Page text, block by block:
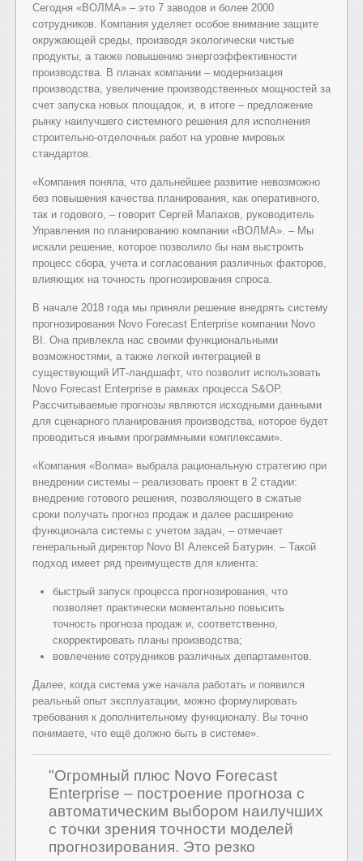
Сегодня «ВОЛМА» – это 7 заводов и более 2000
сотрудников. Компания уделяет особое внимание защите
окружающей среды, производя экологически чистые
продукты, а также повышению энергоэффективности
производства. В планах компании – модернизация
производства, увеличение производственных мощностей за
счет запуска новых площадок, и, в итоге – предложение
рынку наилучшего системного решения для исполнения
строительно-отделочных работ на уровне мировых
стандартов.
«Компания поняла, что дальнейшее развитие невозможно
без повышения качества планирования, как оперативного,
так и годового, – говорит Сергей Малахов, руководитель
Управления по планированию компании «ВОЛМА». – Мы
искали решение, которое позволило бы нам выстроить
процесс сбора, учета и согласования различных факторов,
влияющих на точность прогнозирования спроса.
В начале 2018 года мы приняли решение внедрять систему
прогнозирования Novo Forecast Enterprise компании Novo
BI. Она привлекла нас своими функциональными
возможностями, а также легкой интеграцией в
существующий ИТ-ландшафт, что позволит использовать
Novo Forecast Enterprise в рамках процесса S&OP.
Рассчитываемые прогнозы являются исходными данными
для сценарного планирования производства, которое будет
проводиться иными программными комплексами».
«Компания «Волма» выбрала рациональную стратегию при
внедрении системы – реализовать проект в 2 стадии:
внедрение готового решения, позволяющего в сжатые
сроки получать прогноз продаж и далее расширение
функционала системы с учетом задач, – отмечает
генеральный директор Novo BI Алексей Батурин. – Такой
подход имеет ряд преимуществ для клиента:
быстрый запуск процесса прогнозирования, что
позволяет практически моментально повысить
точность прогноза продаж и, соответственно,
скорректировать планы производства;
вовлечение сотрудников различных департаментов.
Далее, когда система уже начала работать и появился
реальный опыт эксплуатации, можно формулировать
требования к дополнительному функционалу. Вы точно
понимаете, что ещё должно быть в системе».
"Огромный плюс Novo Forecast
Enterprise – построение прогноза с
автоматическим выбором наилучших
с точки зрения точности моделей
прогнозирования. Это резко